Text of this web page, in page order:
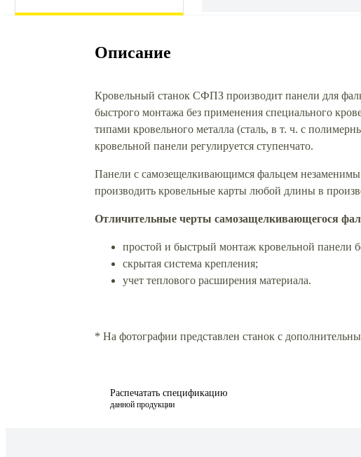
Описание
Кровельный станок СФПЗ производит панели для
быстрого монтажа без применения специального
типами кровельного металла (сталь, в т. ч. с
кровельной панели регулируется ступенчато.
Панели с самозещелкивающимся фальцем незаменимы
производить кровельные карты любой длины в
Отличительные черты самозащелкивающегося
простой и быстрый монтаж кровельной панели
скрытая система крепления;
учет теплового расширения материала.
* На фотографии представлен станок с
Распечатать спецификацию
данной продукции